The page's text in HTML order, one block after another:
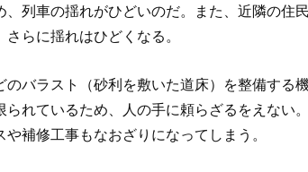
、列車の揺れがひどいのだ。また、近隣の住
らに揺れはひどくなる。
バラスト（砂利を敷いた道床）を整備する
れているため、人の手に頼らざるをえない
補修工事もなおざりになってしまう。